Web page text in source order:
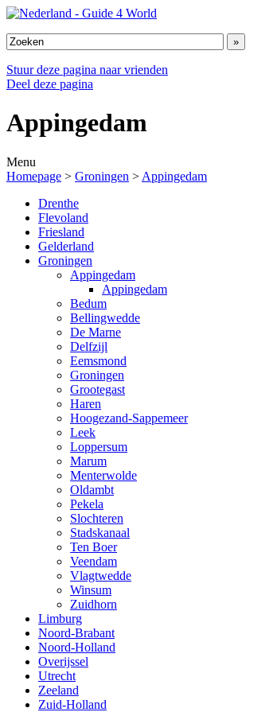
Stuur deze pagina naar vrienden
Deel deze pagina
Appingedam
Menu
Homepage > Groningen > Appingedam
Drenthe
Flevoland
Friesland
Gelderland
Groningen
Appingedam
Appingedam
Bedum
Bellingwedde
De Marne
Delfzijl
Eemsmond
Groningen
Grootegast
Haren
Hoogezand-Sappemeer
Leek
Loppersum
Marum
Menterwolde
Oldambt
Pekela
Slochteren
Stadskanaal
Ten Boer
Veendam
Vlagtwedde
Winsum
Zuidhorn
Limburg
Noord-Brabant
Noord-Holland
Overijssel
Utrecht
Zeeland
Zuid-Holland